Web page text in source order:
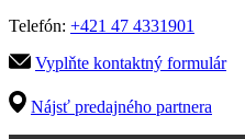
Telefón: +421 47 4331901
Vyplňte kontaktný formulár
Nájsť predajného partnera